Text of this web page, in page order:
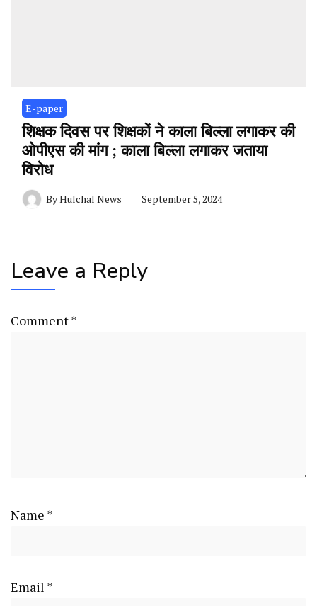
E-paper
शिक्षक दिवस पर शिक्षकों ने काला बिल्ला लगाकर की
ओपीएस की मांग ; काला बिल्ला लगाकर जताया
विरोध
ByHulchal News September 5, 2024
Leave a Reply
Comment*
Name *
Email *